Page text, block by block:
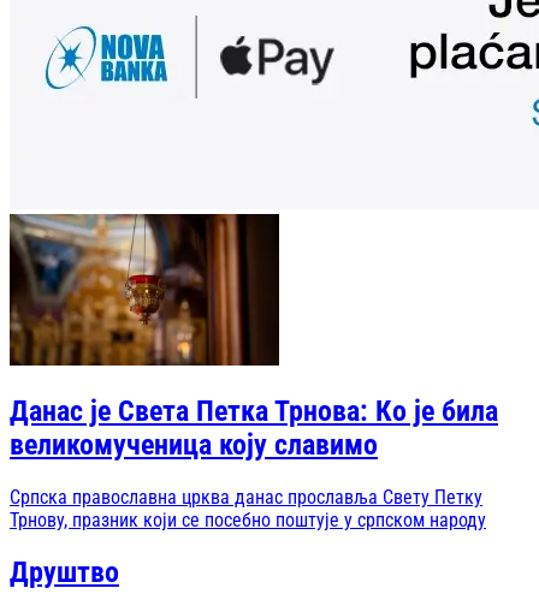
Данас је Света Петка Трнова: Ко је била
великомученица коју славимо
Српска православна црква данас прославља Свету Петку
Трнову, празник који се посебно поштује у српском народу
Друштво